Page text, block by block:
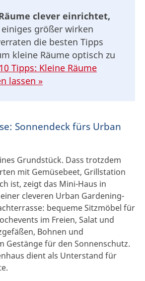
clever einrichtet,
größer wirken
die besten Tipps
kleine Räume optisch zu
10 Tipps: Kleine Räume
lassen »
Sonnendeck fürs Urban
Grundstück. Dass trotzdem
mit Gemüsebeet, Grillstation
ist, zeigt das Mini-Haus in
cleveren Urban Gardening-
bequeme Sitzmöbel für
im Freien, Salat und
Bohnen und
Gestänge für den Sonnenschutz.
dient als Unterstand für